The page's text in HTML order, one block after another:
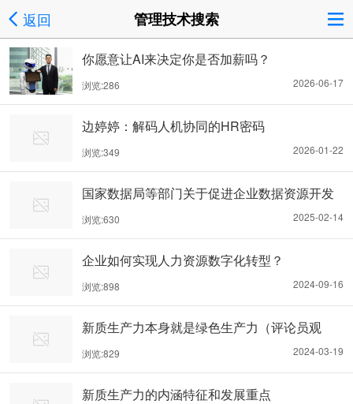
返回 管理技术搜索
你愿意让AI来决定你是否加薪吗？
2026-06-17
浏览:286
边婷婷：解码人机协同的HR密码
2026-01-22
浏览:349
国家数据局等部门关于促进企业数据资源开发
利用的意见
2025-02-14
浏览:630
企业如何实现人力资源数字化转型？
2024-09-16
浏览:898
新质生产力本身就是绿色生产力（评论员观
察）
2024-03-19
浏览:829
新质生产力的内涵特征和发展重点